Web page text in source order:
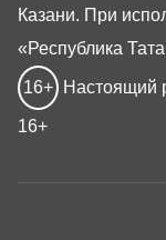
Казани. При
«Республика
16+ Настоящий
16+